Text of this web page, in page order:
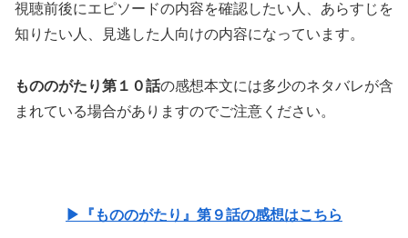
視聴前後にエピソードの内容を確認したい人、あらすじを
知りたい人、見逃した人向けの内容になっています。
もののがたり第１０話の感想本文には多少のネタバレが含
まれている場合がありますのでご注意ください。
▶『もののがたり』第９話の感想はこちら